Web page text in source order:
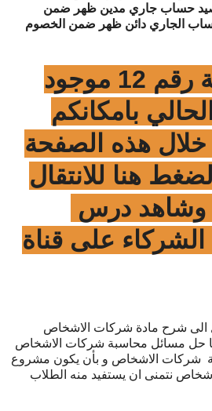
حساب جاري مدين ظهر ضمن
الجاري دائن ظهر ضمن الخصوم
الفيديو للحلقة رقم 12 موجود
بامكانكم
هذه الصفحة
هنا للانتقال
وشاهد درس
على قناة
الى شرح مادة شركات الاشخاص
حل مسائل محاسبة شركات الاشخاص
شركات الاشخاص و بأن يكون مشروع
نتمنى ان يستفيد منه الطلاب